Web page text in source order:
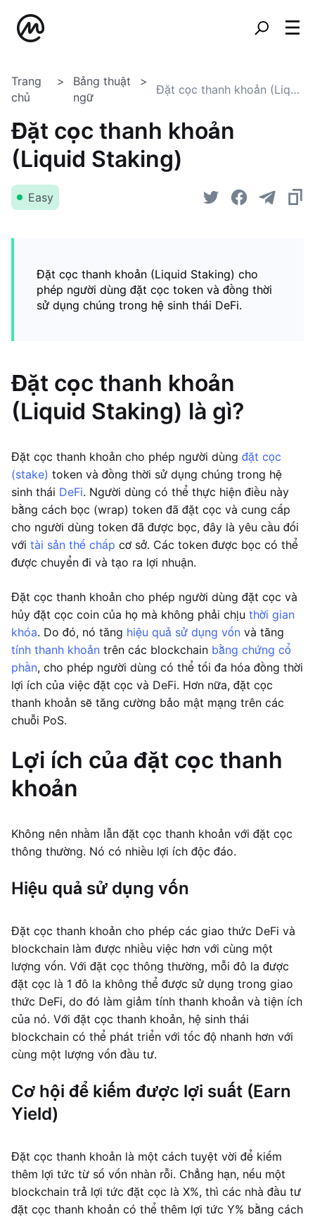
Trang
chủ
Bảng thuật
ngữ
Đặt cọc thanh khoản (Liquid Staking)
Đặt cọc thanh khoản
(Liquid Staking)
Easy
Đặt cọc thanh khoản (Liquid Staking) cho
phép người dùng đặt cọc token và đồng thời
sử dụng chúng trong hệ sinh thái DeFi.
Đặt cọc thanh khoản
(Liquid Staking) là gì?
Đặt cọc thanh khoản cho phép người dùng đặt cọc
(stake) token và đồng thời sử dụng chúng trong hệ
sinh thái DeFi. Người dùng có thể thực hiện điều này
bằng cách bọc (wrap) token đã đặt cọc và cung cấp
cho người dùng token đã được bọc, đây là yêu cầu đối
với tài sản thế chấp cơ sở. Các token được bọc có thể
được chuyển đi và tạo ra lợi nhuận.
Đặt cọc thanh khoản cho phép người dùng đặt cọc và
hủy đặt cọc coin của họ mà không phải chịu thời gian
khóa. Do đó, nó tăng hiệu quả sử dụng vốn và tăng
tính thanh khoản trên các blockchain bằng chứng cổ
phần, cho phép người dùng có thể tối đa hóa đồng thời
lợi ích của việc đặt cọc và DeFi. Hơn nữa, đặt cọc
thanh khoản sẽ tăng cường bảo mật mạng trên các
chuỗi PoS.
Lợi ích của đặt cọc thanh
khoản
Không nên nhầm lẫn đặt cọc thanh khoản với đặt cọc
thông thường. Nó có nhiều lợi ích độc đáo.
Hiệu quả sử dụng vốn
Đặt cọc thanh khoản cho phép các giao thức DeFi và
blockchain làm được nhiều việc hơn với cùng một
lượng vốn. Với đặt cọc thông thường, mỗi đô la được
đặt cọc là 1 đô la không thể được sử dụng trong giao
thức DeFi, do đó làm giảm tính thanh khoản và tiện ích
của nó. Với đặt cọc thanh khoản, hệ sinh thái
blockchain có thể phát triển với tốc độ nhanh hơn với
cùng một lượng vốn đầu tư.
Cơ hội để kiếm được lợi suất (Earn
Yield)
Đặt cọc thanh khoản là một cách tuyệt vời để kiếm
thêm lợi tức từ số vốn nhàn rỗi. Chẳng hạn, nếu một
blockchain trả lợi tức đặt cọc là X%, thì các nhà đầu tư
đặt cọc thanh khoản có thể thêm lợi tức Y% bằng cách